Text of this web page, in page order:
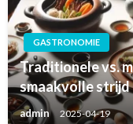
GASTRONOMIE
Traditionele vs.
smaakvolle strijd
admin 2025-04-19